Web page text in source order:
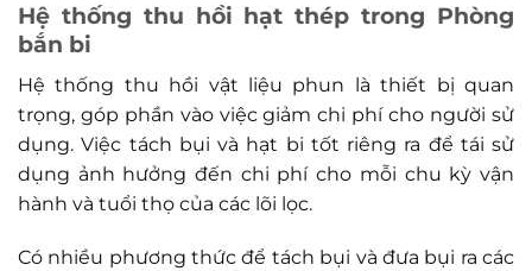
Hệ thống thu hồi hạt thép trong Phòng
bắn bi
Hệ thống thu hồi vật liệu phun là thiết bị quan
trọng, góp phần vào việc giảm chi phí cho người sử
dụng. Việc tách bụi và hạt bi tốt riêng ra để tái sử
dụng ảnh hưởng đến chi phí cho mỗi chu kỳ vận
hành và tuổi thọ của các lõi lọc.
Có nhiều phương thức để tách bụi và đưa bụi ra các